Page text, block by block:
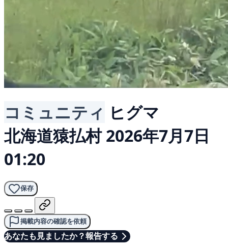
コミュニティ ヒグマ
北海道猿払村 2026年7月7日
01:20
保存
掲載内容の確認を依頼
あなたも見ましたか？報告する